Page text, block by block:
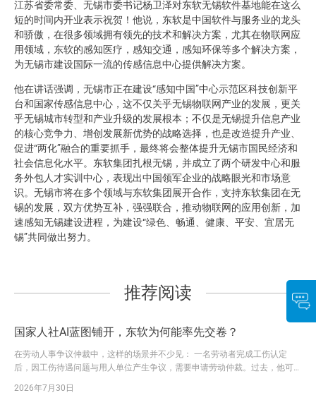
江苏省委常委、无锡市委书记杨卫泽对东软无锡软件基地能在这么
短的时间内开业表示祝贺！他说，东软是中国软件与服务业的龙头
和骄傲，在很多领域拥有领先的技术和解决方案，尤其在物联网应
用领域，东软的感知医疗，感知交通，感知环保等多个解决方案，
为无锡市建设国际一流的传感信息中心提供解决方案。
他在讲话强调，无锡市正在建设“感知中国”中心示范区科技创新平
台和国家传感信息中心，这不仅关乎无锡物联网产业的发展，更关
乎无锡城市转型和产业升级的发展根本；不仅是无锡提升信息产业
的核心竞争力、增创发展新优势的战略选择，也是改造提升产业、
促进“两化”融合的重要抓手，最终将会整体提升无锡市国民经济和
社会信息化水平。东软集团扎根无锡，并成立了两个研发中心和服
务外包人才实训中心，表现出中国领军企业的战略眼光和市场意
识。无锡市将在多个领域与东软集团展开合作，支持东软集团在无
锡的发展，双方优势互补，强强联合，推动物联网的应用创新，加
速感知无锡建设进程，为建设“绿色、畅通、健康、平安、宜居无
锡”共同做出努力。
推荐阅读
国家人社AI蓝图铺开，东软为何能率先交卷？
在劳动人事争议仲裁中，这样的场景并不少见： 一名劳动者完成工伤认定
后，因工伤待遇问题与用人单位产生争议，需要申请劳动仲裁。过去，他可能
多次补正、反复往返。 如今，一套看得见、用得上的“黑科技”，正在改变这一
2026年7月30日